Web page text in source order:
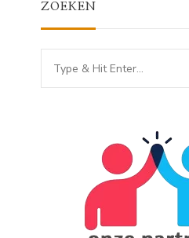
ZOEKEN
Looking
for